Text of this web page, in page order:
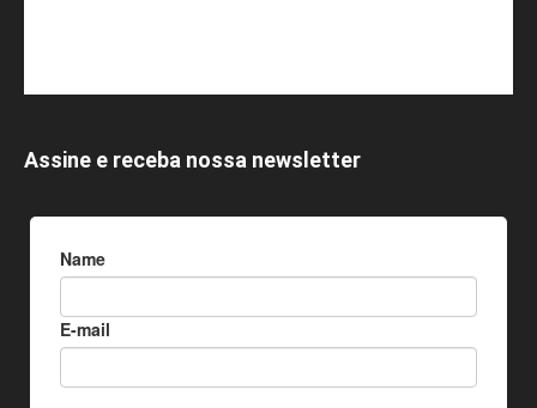
Assine e receba nossa newsletter